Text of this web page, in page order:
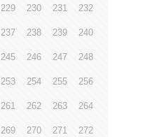
229 230 231 232
237 238 239 240
245 246 247 248
253 254 255 256
261 262 263 264
269 270 271 272